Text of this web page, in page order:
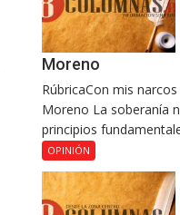
Moreno
RúbricaCon mis
Moreno La soberanía
principios
OPINIÓN